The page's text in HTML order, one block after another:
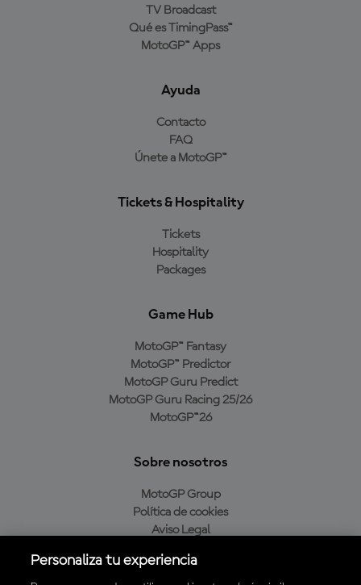
TV Broadcast
Qué es TimingPass™
MotoGP™ Apps
Ayuda
Contacto
FAQ
Únete a MotoGP™
Tickets & Hospitality
Tickets
Hospitality
Packages
Game Hub
MotoGP™ Fantasy
MotoGP™ Predictor
MotoGP Guru Predict
MotoGP Guru Racing 25/26
MotoGP™26
Sobre nosotros
MotoGP Group
Política de cookies
Aviso Legal
Política de compra
Personaliza tu experiencia